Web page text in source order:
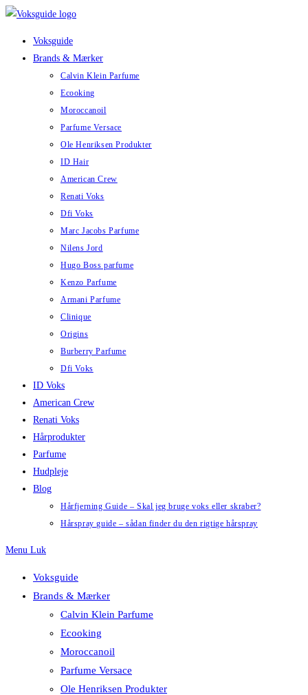
Skip
Voksguide
Brands & Mærker
Calvin Klein Parfume
Ecooking
Moroccanoil
Parfume Versace
Ole Henriksen Produkter
ID Hair
American Crew
Renati Voks
Dfi Voks
Marc Jacobs Parfume
Nilens Jord
Hugo Boss parfume
Kenzo Parfume
Armani Parfume
Clinique
Origins
Burberry Parfume
Dfi Voks
ID Voks
American Crew
Renati Voks
Hårprodukter
Parfume
Hudpleje
Blog
Hårfjerning Guide – Skal jeg bruge voks eller skraber?
Hårspray guide – sådan finder du den rigtige hårspray
Menu Luk
Voksguide
Brands & Mærker
Calvin Klein Parfume
Ecooking
Moroccanoil
Parfume Versace
Ole Henriksen Produkter